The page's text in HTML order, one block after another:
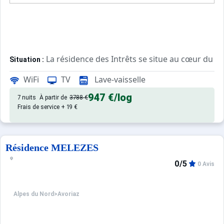
Situation : La résidence des Intrêts se situe au cœur du
La résidence offre un cadre propice aux vacanciers
Les commerces aux pieds de la résidence sont
Le domaine skiable peut être facilement rejoint par
Confortable et agréable, ce
WiFi TV Lave-vaisselle
7 nuits À partir de 3788 €947 €/log
Frais de service + 19 €
Résidence MELEZES
Alpes du Nord >Avoriaz
0/5 0 Avis